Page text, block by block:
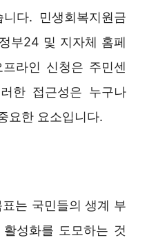
다. 민생회복지원금
부24 및 지자체 홈페
라인 신청은 주민센
한 접근성은 누구나
요한 요소입니다.
는 국민들의 생계 부
성화를 도모하는 것